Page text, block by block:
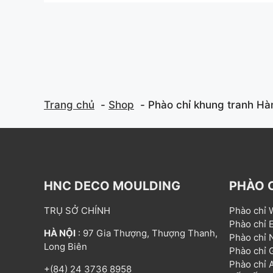
Trang chủ Shop Phào chỉ khung tranh
HNC DECO MOULDING
TRỤ SỞ CHÍNH
HÀ NỘI : 97 Gia Thượng, Thượng Thanh,
Long Biên
+(84) 24 3736 8958
PHÀO
Phào chỉ
Phào chỉ
Phào chỉ
Phào chỉ
Phào chỉ